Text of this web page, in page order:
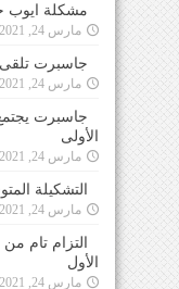
مشكلة ايوب
مارس 24, 2021
جاسبرت
مارس 24, 2021
جاسبرت يجتمع
الأولى
مارس 24, 2021
التشكيلة
مارس 24, 2021
التزام تام
الأول
مارس 24, 2021